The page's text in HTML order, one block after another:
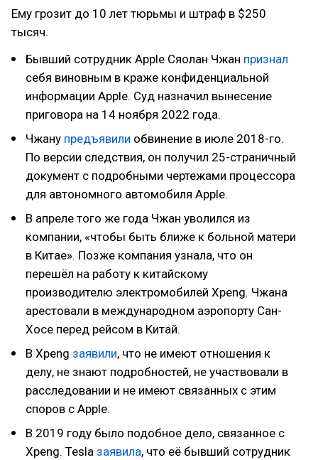
Ему грозит до 10 лет тюрьмы и штраф в $250
тысяч.
Бывший сотрудник Apple Сяолан Чжан признал
себя виновным в краже конфиденциальной
информации Apple. Суд назначил вынесение
приговора на 14 ноября 2022 года.
Чжану предъявили обвинение в июле 2018-го.
По версии следствия, он получил 25-страничный
документ с подробными чертежами процессора
для автономного автомобиля Apple.
В апреле того же года Чжан уволился из
компании, «чтобы быть ближе к больной матери
в Китае». Позже компания узнала, что он
перешёл на работу к китайскому
производителю электромобилей Xpeng. Чжана
арестовали в международном аэропорту Сан-
Хосе перед рейсом в Китай.
В Xpeng заявили, что не имеют отношения к
делу, не знают подробностей, не участвовали в
расследовании и не имеют связанных с этим
споров с Apple.
В 2019 году было подобное дело, связанное с
Xpeng. Tesla заявила, что её бывший сотрудник